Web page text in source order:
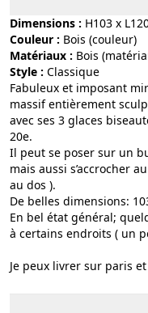
Dimensions : H103 x
Couleur :
bois (couleur)
Matériaux :
bois
Style :
classique
Fabuleux et imposant
massif entièrement
avec ses 3 glaces
20e.
Il peut se poser sur un
mais aussi s’accrocher
au dos ).
De belles dimensions:
En bel état général;
à certains endroits ( un
Je peux livrer sur paris